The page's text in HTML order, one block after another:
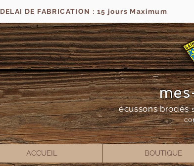
DELAI DE FABRICATION : 15 jours Maximum
écussons brodés
ACCUEIL BOUTIQUE